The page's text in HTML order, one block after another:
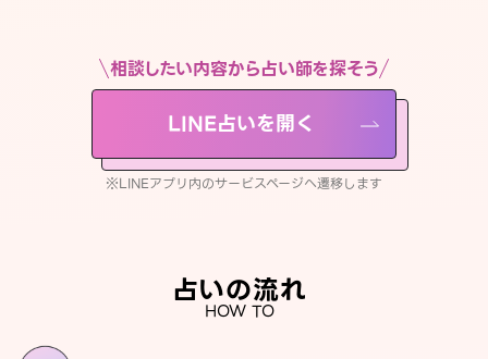
相談したい内容から占い師を探そう
LINE占いを開く
※LINEアプリ内のサービスページへ遷移します
占いの流れ
HOW TO